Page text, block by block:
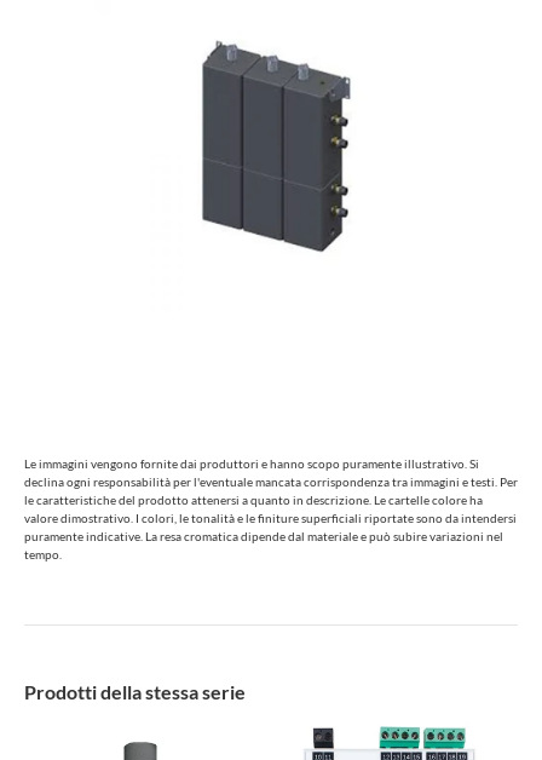
Le immagini vengono fornite dai produttori e hanno scopo puramente illustrativo. Si
declina ogni responsabilità per l'eventuale mancata corrispondenza tra immagini e testi. Per
le caratteristiche del prodotto attenersi a quanto in descrizione. Le cartelle colore ha
valore dimostrativo. I colori, le tonalità e le finiture superficiali riportate sono da intendersi
puramente indicative. La resa cromatica dipende dal materiale e può subire variazioni nel
tempo.
Prodotti della stessa serie